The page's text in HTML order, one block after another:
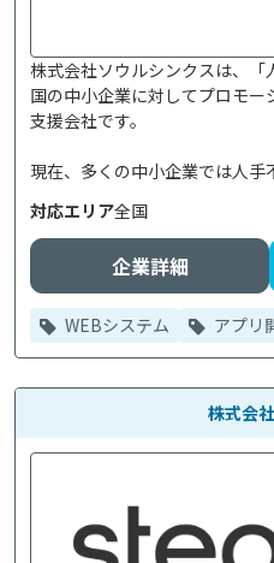
株式会社ソウルシンクスは、
国の中小企業に対してプロモ
支援会社です。
現在、多くの中小企業では人手
対応エリア全国
企業詳細
WEBシステム アプリ
株式会